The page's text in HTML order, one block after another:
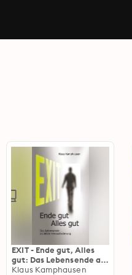
EXIT - Ende gut, Alles
gut: Das Lebensende als
letzte Herausforderung
Klaus Kamphausen